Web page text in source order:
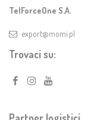
TelForceOne S.A.
export@momi.pl
Trovaci su: